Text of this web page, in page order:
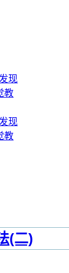
现
教
现
教
(二)